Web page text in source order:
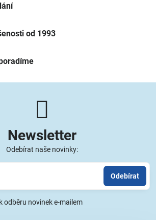
od 1993
Newsletter
Odebírat naše novinky:
Odebírat
odběru novinek e-mailem